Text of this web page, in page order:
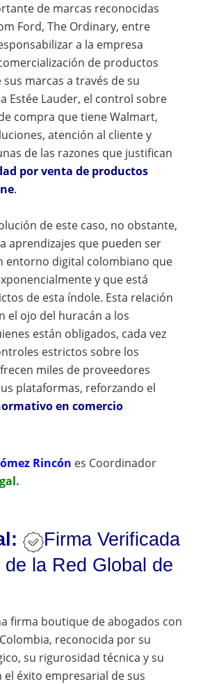
de marcas reconocidas
Ford, The Ordinary, entre
a la empresa
de productos
marcas a través de su
Estée Lauder, el control sobre
compra que tiene Walmart,
atención al cliente y
de las razones que justifican
por venta de productos
.
de este caso, no obstante,
aprendizajes que pueden ser
entorno digital colombiano que
y que está
de esta índole. Esta relación
el ojo del huracán a los
están obligados, cada vez
estrictos sobre los
miles de proveedores
plataformas, reforzando el
en comercio
Rincón es Coordinador
Firma Verificada
la Red Global de
firma boutique de abogados con
reconocida por su
su rigurosidad técnica y su
éxito empresarial de sus